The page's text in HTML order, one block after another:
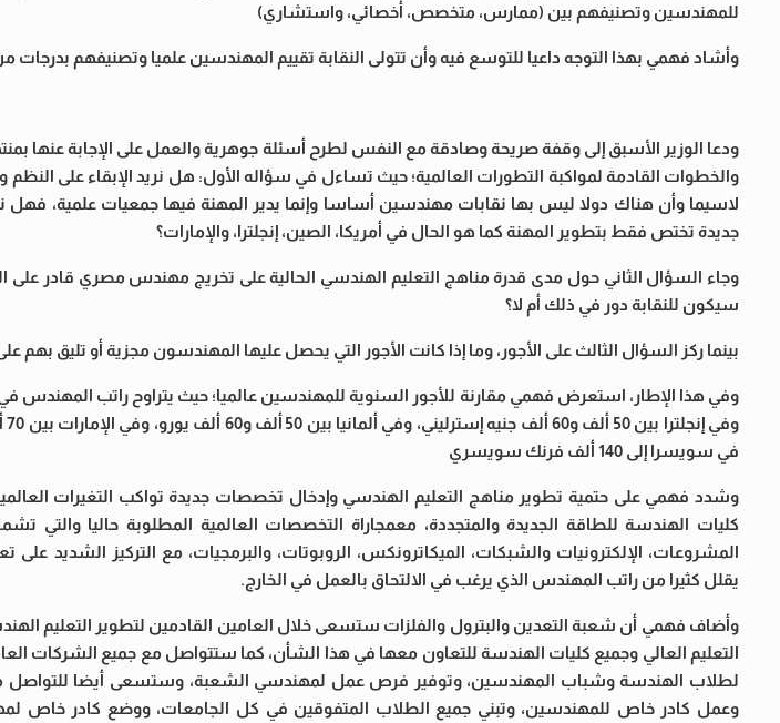
للمهندسين وتصنيفهم بين (ممارس، متخصص، أخصائي، واستشاري)
وأشاد فهمي بهذا التوجه داعيا للتوسع فيه وأن تتولى النقابة تقييم المهندسين علميا وتصنيفهم بدرجات
ودعا الوزير الأسبق إلى وقفة صريحة وصادقة مع النفس لطرح أسئلة جوهرية والعمل على الإجابة عنها
والخطوات القادمة لمواكبة التطورات العالمية؛ حيث تساءل في سؤاله الأول: هل نريد الإبقاء على النظم
لاسيما وأن هناك دولا ليس بها نقابات مهندسين أساسا وإنما يدير المهنة فيها جمعيات علمية، فهل
جديدة تختص فقط بتطوير المهنة كما هو الحال في أمريكا، الصين، إنجلترا، والإمارات؟
وجاء السؤال الثاني حول مدى قدرة مناهج التعليم الهندسي الحالية على تخريج مهندس مصري قادر على
سيكون للنقابة دور في ذلك أم لا؟
بينما ركز السؤال الثالث على الأجور، وما إذا كانت الأجور التي يحصل عليها المهندسون مجزية أو تليق بهم
في سويسرا إلى 140 ألف فرنك سويسري
وشدد فهمي على حتمية تطوير مناهج التعليم الهندسي وإدخال تخصصات جديدة تواكب التغيرات
كليات الهندسة للطاقة الجديدة والمتجددة، معمجاراة التخصصات العالمية المطلوبة حاليا والتي
المشروعات، الإلكترونيات والشبكات، الميكاترونكس، الروبوتات، والبرمجيات، مع التركيز الشديد على
يقلل كثيرا من راتب المهندس الذي يرغب في الالتحاق بالعمل في الخارج.
وأضاف فهمي أن شعبة التعدين والبترول والفلزات ستسعى خلال العامين القادمين لتطوير التعليم
التعليم العالي وجميع كليات الهندسة للتعاون معها في هذا الشأن، كما ستتواصل مع جميع الشركات
لطلاب الهندسة وشباب المهندسين، وتوفير فرص عمل لمهندسي الشعبة، وستسعى أيضا للتواصل مع
وعمل كادر خاص للمهندسين، وتبني جميع الطلاب المتفوقين في كل الجامعات، ووضع كادر خاص